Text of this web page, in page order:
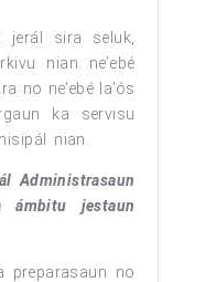
jerál sira seluk,
nian ne’ebé
no ne’ebé la’ós
ka servisu
nian.
Administrasaun
ámbitu jestaun
preparasaun no